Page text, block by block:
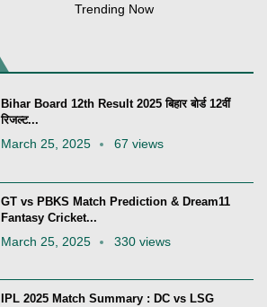
Trending Now
Bihar Board 12th Result 2025 बिहार बोर्ड 12वीं
रिजल्ट...
March 25, 2025 67 views
GT vs PBKS Match Prediction & Dream11
Fantasy Cricket...
March 25, 2025 330 views
IPL 2025 Match Summary : DC vs LSG